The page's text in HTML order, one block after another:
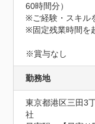
60時間分）
※ご経験・スキル
※固定残業時間を
※賞与なし
勤務地
東京都港区三田3
社